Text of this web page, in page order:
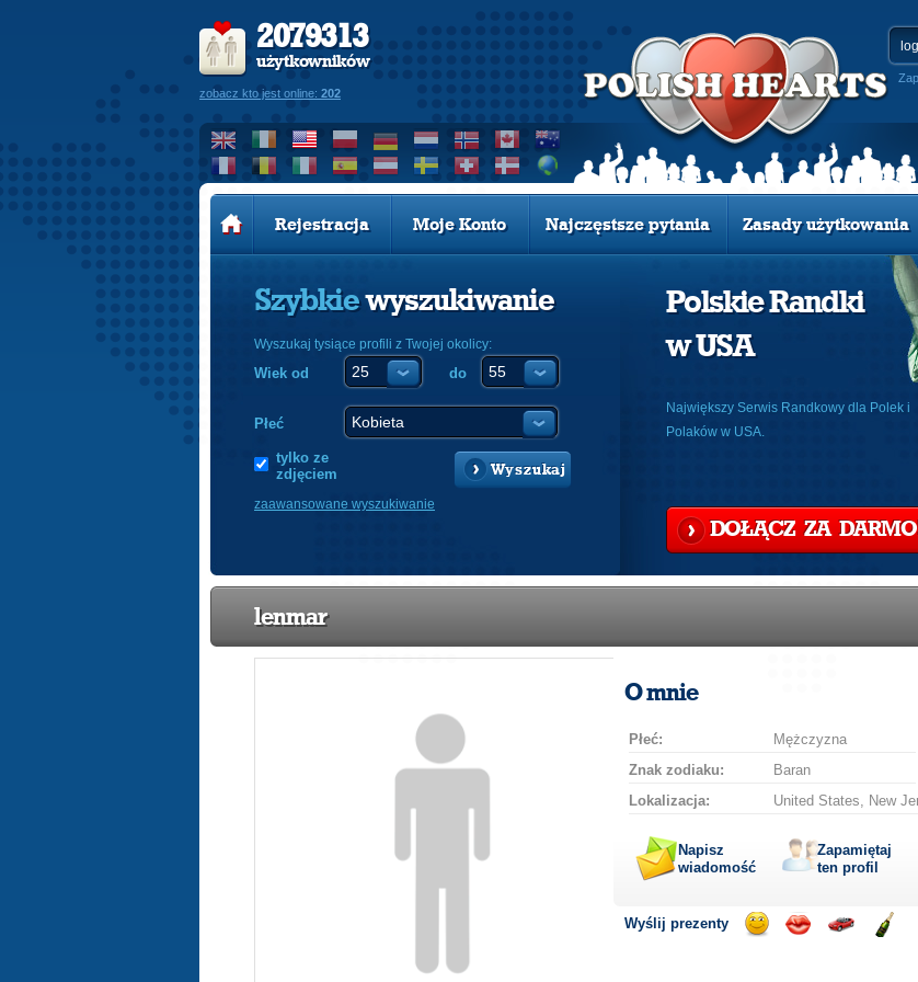
2079313
użytkowników
zobacz kto jest online: 202
Rejestracja Moje Konto Najczęstsze pytania Zasady użytkowania
Szybkiewyszukiwanie
Wyszukaj tysiące profili z Twojej okolicy:
Wiek od do
Płeć
tylko ze
zdjęciem
Wyszukaj
zaawansowane wyszukiwanie
Polskie Randki
w USA
Największy Serwis Randkowy dla Polek i
Polaków w USA.
DOŁĄCZ ZA
lenmar
O mnie
Płeć: Mężczyzna
Znak zodiaku:
Baran
Lokalizacja:
United States, New
Napisz
wiadomość
Zapamiętaj
ten profil
Wyślij prezenty